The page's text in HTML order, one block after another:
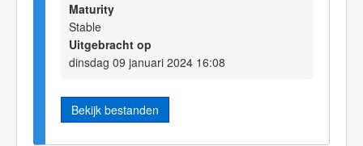
Maturity
Stable
Uitgebracht op
dinsdag 09 januari 2024 16:08
Bekijk bestanden